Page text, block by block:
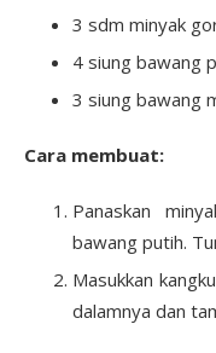
3 sdm minyak
4 siung bawang
3 siung bawang
Cara membuat:
Panaskan
bawang putih.
Masukkan
dalamnya dan